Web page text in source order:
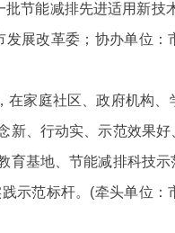
节能减排先进适用新技
发展改革委；协办单位
家庭社区、政府机构、
、行动实、示范效果
育基地、节能减排科技
示范标杆。(牵头单位